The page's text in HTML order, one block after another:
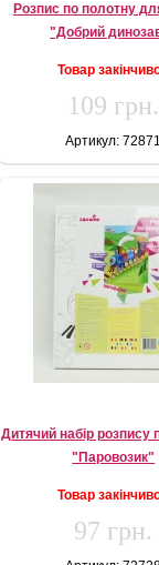
Розпис по полотну
"Добрий
Товар
109 грн.
Артикул: 72871
Дитячий набір розпису
"Паровозик"
Товар
97 грн.